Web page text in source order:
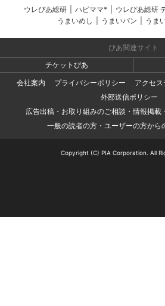
ウレぴあ総研 ハピママ* ウレぴあ総研
うまいめし
うまいパン うま
ぴあ関連サイト
チケットぴあ
会社案内
プライバシーポリシー
アクセ
外部送信ポリシー
広告出稿・お取り組みのご相談・情報掲載
一般の読者の方・ユーザーの方から
Copyright (C) PIA Corporation. All